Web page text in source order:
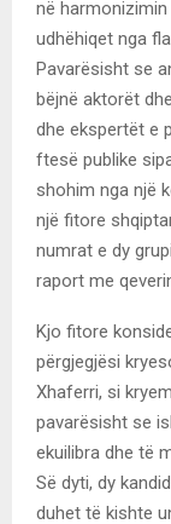
në
udhëhiqet nga
Pavarësisht se
bëjnë aktorët
dhe ekspertët e
ftesë publike
shohim nga një
një fitore
numrat e dy
raport me
Kjo fitore
përgjegjësi
Xhaferri, si
pavarësisht se
ekuilibra dhe të
Së dyti, dy
duhet të kishte